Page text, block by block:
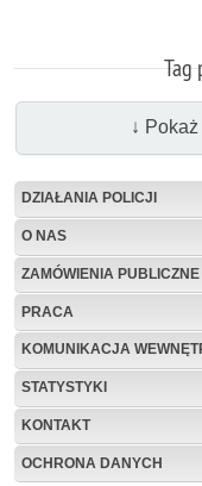
Tag
↓
DZIAŁANIA POLICJI
O NAS
ZAMÓWIENIA PUBLICZNE
PRACA
KOMUNIKACJA
STATYSTYKI
KONTAKT
OCHRONA DANYCH